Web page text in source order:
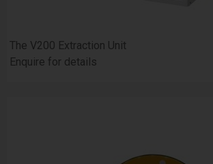
The V200 Extraction Unit
Enquire for details